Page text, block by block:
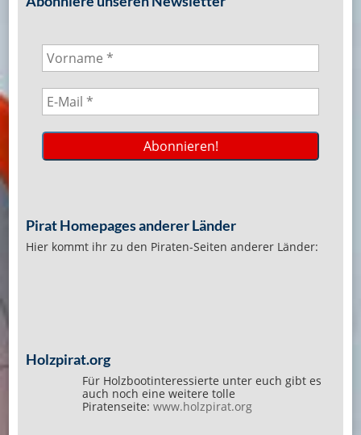
Pirat Homepages anderer Länder
Hier kommt ihr zu den Piraten-Seiten anderer Länder:
Holzpirat.org
Für Holzbootinteressierte unter euch gibt es
auch noch eine weitere tolle
Piratenseite: www.holzpirat.org